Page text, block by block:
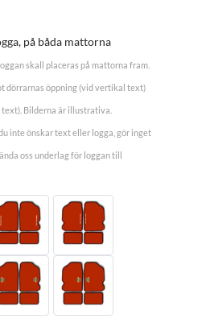
på båda mattorna
skall placeras på mattorna fram.
dörrarnas öppning (vid vertikal text)
Bilderna är illustrativa.
inte önskar text eller logga, gör inget
oss underlag för loggan till